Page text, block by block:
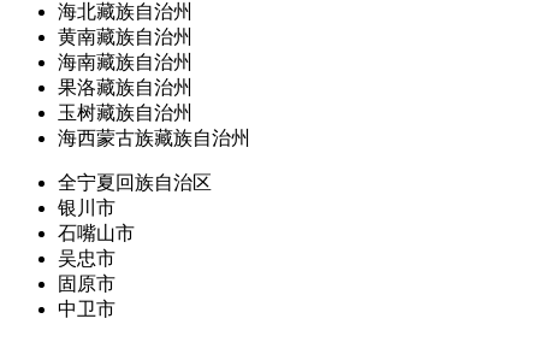
海北藏族自治州
黄南藏族自治州
海南藏族自治州
果洛藏族自治州
玉树藏族自治州
海西蒙古族藏族自治州
全宁夏回族自治区
银川市
石嘴山市
吴忠市
固原市
中卫市